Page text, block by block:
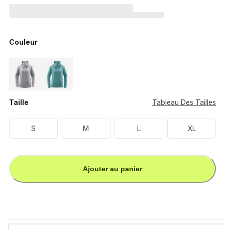
Couleur
Taille Tableau Des Tailles
S M L XL
Ajouter au panier